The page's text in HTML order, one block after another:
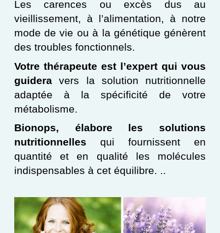
Les carences ou excès dus au
vieillissement, à l’alimentation, à notre
mode de vie ou à la génétique génèrent
des troubles fonctionnels.
Votre thérapeute est l’expert qui vous
guideravers la solution nutritionnelle
adaptée à la spécificité de votre
métabolisme.
Bionops, élabore les solutions
nutritionnelles qui fournissent en
quantité et en qualité les molécules
indispensables à cet équilibre. ..